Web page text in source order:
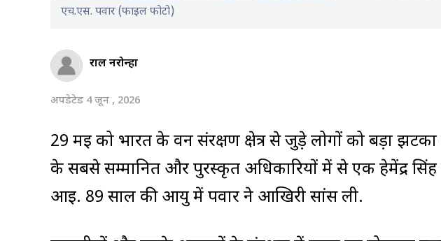
एच.एस. पवार (फाइल फोटो)
राहुल नरोन्हा
अपडेटेड 4 जून , 2026
29 मई को भारत के वन संरक्षण क्षेत्र से जुड़े लोगों को बड़ा
के सबसे सम्मानित और पुरस्कृत अधिकारियों में से एक हेमेंद्र
आई. 89 साल की आयु में पवार ने आखिरी सांस ली.